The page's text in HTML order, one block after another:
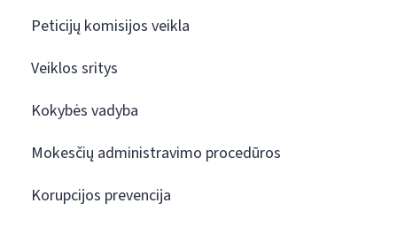
Peticijų komisijos veikla
Veiklos sritys
Kokybės vadyba
Mokesčių administravimo procedūros
Korupcijos prevencija